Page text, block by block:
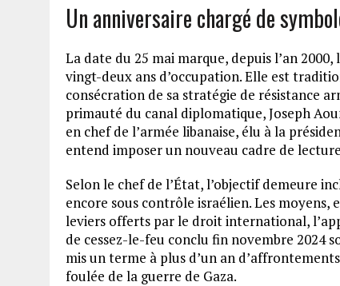
Un anniversaire chargé de
La date du 25 mai marque, depuis l’an
vingt-deux ans d’occupation. Elle est
consécration de sa stratégie de résistance
primauté du canal diplomatique, Joseph
en chef de l’armée libanaise, élu à la
entend imposer un nouveau cadre de
Selon le chef de l’État, l’objectif demeure
encore sous contrôle israélien. Les
leviers offerts par le droit international,
de cessez-le-feu conclu fin novembre 2024
mis un terme à plus d’un an
foulée de la guerre de Gaza.